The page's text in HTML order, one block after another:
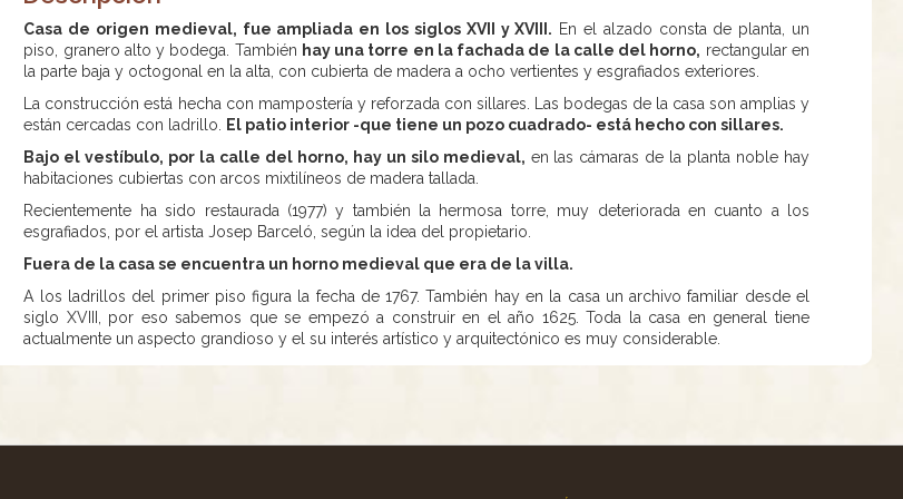
Casa de origen medieval, fue ampliada en los siglos XVII y XVIII. En el alzado consta de planta, un
piso, granero alto y bodega. También hay una torre en la fachada de la calle del horno, rectangular en
la parte baja y octogonal en la alta, con cubierta de madera a ocho vertientes y esgrafiados exteriores.
La construcción está hecha con mampostería y reforzada con sillares. Las bodegas de la casa son amplias y
están cercadas con ladrillo.
El patio interior -que tiene un pozo cuadrado- está hecho con sillares.
Bajo el vestíbulo, por la calle del horno, hay un silo medieval, en las cámaras de la planta noble hay
habitaciones cubiertas con arcos mixtilíneos de madera tallada.
Recientemente ha sido restaurada (1977) y también la hermosa torre, muy deteriorada en cuanto a los
esgrafiados, por el artista Josep Barceló, según la idea del propietario.
Fuera de la casa se encuentra un horno medieval que era de la villa.
A los ladrillos del primer piso figura la fecha de 1767. También hay en la casa un archivo familiar desde el
siglo XVIII, por eso sabemos que se empezó a construir en el año 1625. Toda la casa en general tiene
actualmente un aspecto grandioso y el su interés artístico y arquitectónico es muy considerable.